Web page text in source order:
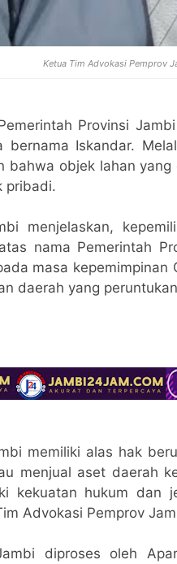
Ketua Tim Advokasi Pemprov
Provinsi
Iskandar.
bahwa objek lahan
pribadi.
menjelaskan,
nama Pemerintah
masa
daerah yang
memiliki alas hak
menjual aset daerah
kekuatan hukum dan
Advokasi Pemprov
diproses oleh